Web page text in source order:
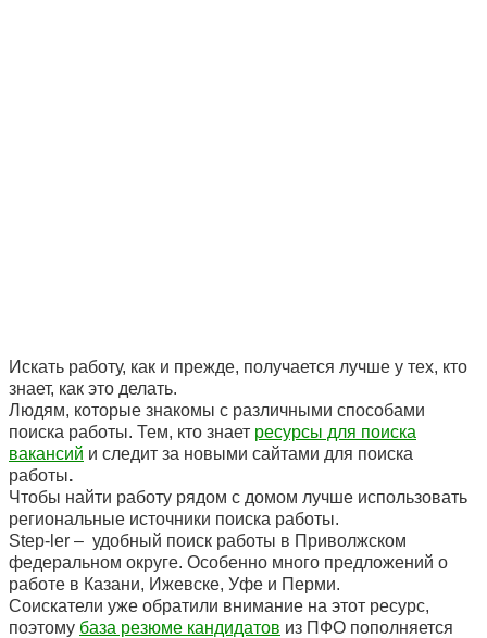
Искать работу, как и прежде, получается лучше у тех, кто
знает, как это делать.
Людям, которые знакомы с различными способами
поиска работы. Тем, кто знает ресурсы для поиска
вакансий и следит за новыми сайтами для поиска
работы.
Чтобы найти работу рядом с домом лучше использовать
региональные источники поиска работы.
Step-ler – удобный поиск работы в Приволжском
федеральном округе. Особенно много предложений о
работе в Казани, Ижевске, Уфе и Перми.
Соискатели уже обратили внимание на этот ресурс,
поэтому база резюме кандидатов из ПФО пополняется